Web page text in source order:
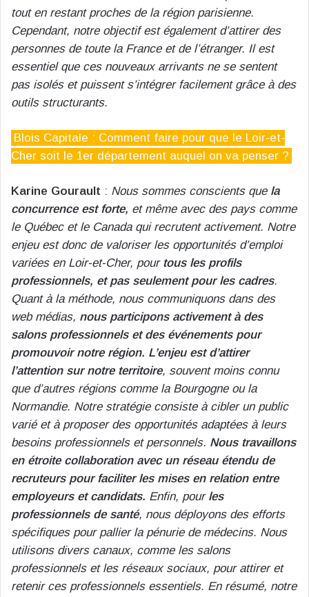
tout en restant proches de la région parisienne.
Cependant, notre objectif est également d’attirer des
personnes de toute la France et de l’étranger. Il est
essentiel que ces nouveaux arrivants ne se sentent
pas isolés et puissent s’intégrer facilement grâce à des
outils structurants.
Blois Capitale : Comment faire pour que le Loir-et-
Cher soit le 1er département auquel on va penser ?
Karine Gourault : Nous sommes conscients que la
concurrence est forte, et même avec des pays comme
le Québec et le Canada qui recrutent activement. Notre
enjeu est donc de valoriser les opportunités d’emploi
variées en Loir-et-Cher, pour tous les profils
professionnels, et pas seulement pour les cadres.
Quant à la méthode, nous communiquons dans des
web médias, nous participons activement à des
salons professionnels et des événements pour
promouvoir notre région. L’enjeu est d’attirer
l’attention sur notre territoire, souvent moins connu
que d’autres régions comme la Bourgogne ou la
Normandie. Notre stratégie consiste à cibler un public
varié et à proposer des opportunités adaptées à leurs
besoins professionnels et personnels. Nous travaillons
en étroite collaboration avec un réseau étendu de
recruteurs pour faciliter les mises en relation entre
employeurs et candidats. Enfin, pour les
professionnels de santé, nous déployons des efforts
spécifiques pour pallier la pénurie de médecins. Nous
utilisons divers canaux, comme les salons
professionnels et les réseaux sociaux, pour attirer et
retenir ces professionnels essentiels. En résumé, notre